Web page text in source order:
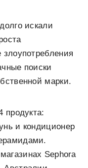
искали
поиски
марки.
продукта:
и кондиционер
Sephora